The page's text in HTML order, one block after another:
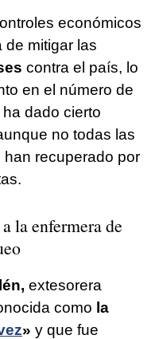
económicos
de mitigar las
contra el país, lo
en el número de
dado cierto
no todas las
recuperado por
la enfermera de
extesorera
como la
» y que fue